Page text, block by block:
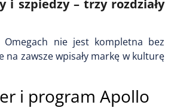
i szpiedzy – trzy rozdziały
nie jest kompletna bez
zawsze wpisały markę w kulturę
i program Apollo